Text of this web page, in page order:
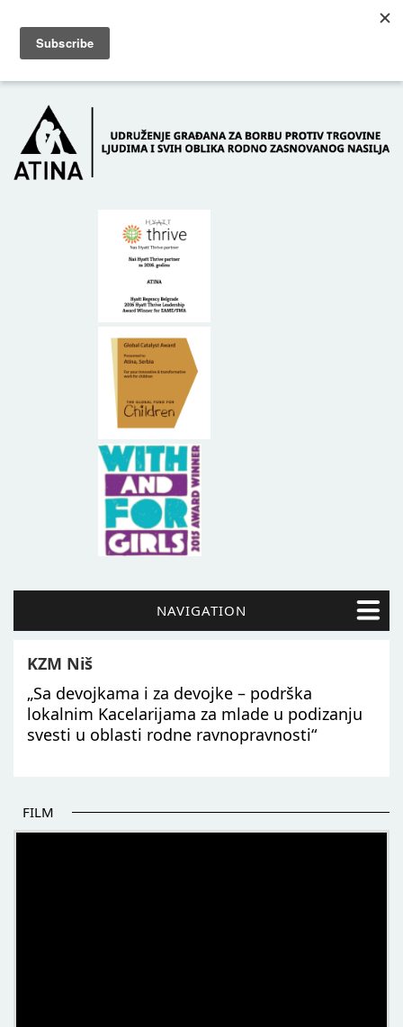
POČETNA O NAMA
NAVIGATION
KZM Niš
„Sa devojkama i za devojke – podrška
lokalnim Kacelarijama za mlade u podizanju
svesti u oblasti rodne ravnopravnosti“
FILM